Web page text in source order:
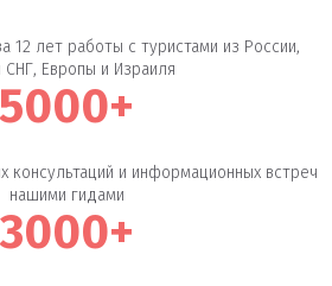
12 лет работы с туристами из России,
СНГ, Европы и Израиля
5000+
консультаций и информационных встреч
нашими гидами
3000+